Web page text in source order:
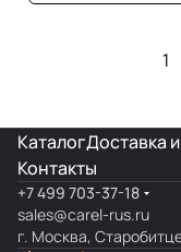
1
КаталогДоставка
Контакты
+7 499 703-37-18
sales@carel-rus.ru
г. Москва,